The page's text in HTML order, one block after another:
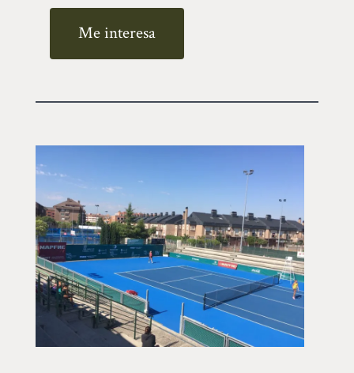
Me interesa